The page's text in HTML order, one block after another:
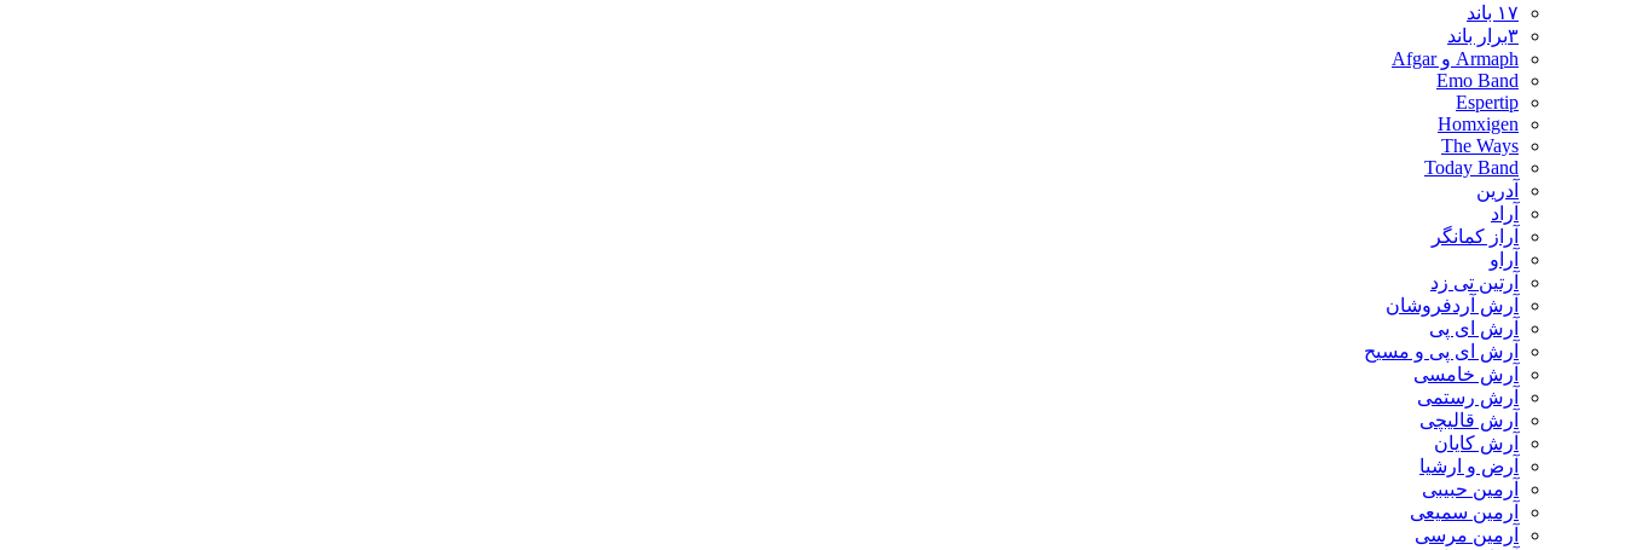
۱۷ باند
۳برار باند
Armaph و Afgar
Emo Band
Espertip
Homxigen
The Ways
Today Band
آدرین
آراد
آراز کمانگر
آراو
آرتین تی زد
آرش آردفروشان
آرش ای پی
آرش ای پی و مسیح
آرش خامسی
آرش رستمی
آرش قالیچی
آرش کایان
​آرض و ارشیا
آرمین حبیبی
آرمین سمیعی
آرمین مرسی